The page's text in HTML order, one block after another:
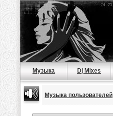
Музыка Dj Mixes
Музыка пользователей